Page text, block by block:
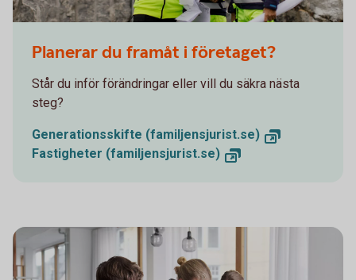
Planerar du framåt i företaget?
Står du inför förändringar eller vill du säkra nästa
steg?
Generationsskifte (familjensjurist.se)
Fastigheter (familjensjurist.se)